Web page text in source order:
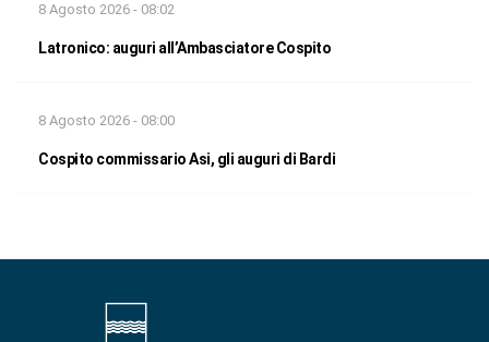
8 Agosto 2026 - 08:02
Latronico: auguri all’Ambasciatore Cospito
8 Agosto 2026 - 08:00
Cospito commissario Asi, gli auguri di Bardi